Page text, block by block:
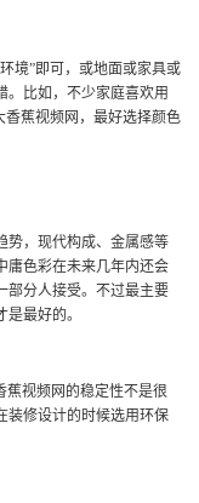
境”即可，或地面或家具或
。比如，不少家庭喜欢用
香蕉视频网，最好选择颜色
势，现代构成、金属感等
庸色彩在未来几年内还会
部分人接受。不过最主要
最好的。
蕉视频网的稳定性不是很
装修设计的时候选用环保